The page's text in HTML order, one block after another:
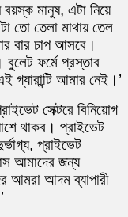
মানুষ, এটা নিয়ে
তেলা মাথায় তেল
বার চাপ আসবে।
বুলেট ফর্মে প্রস্তাব
আমার নেই।’
সেক্টরে বিনিয়োগ
থাকব। প্রাইভেট
প্রাইভেট
আমাদের জন্য
আমরা আদম ব্যাপারী